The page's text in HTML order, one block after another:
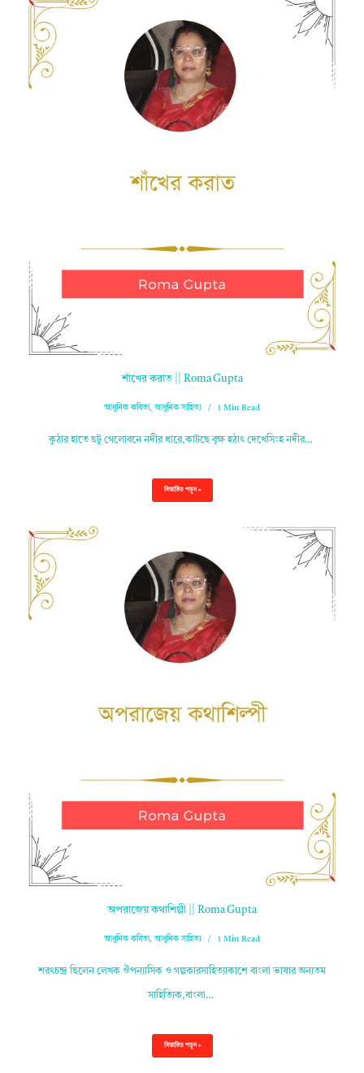
শাঁখের করাত || Roma Gupta
আধুনিক কবিতা,আধুনিক সাহিত্য 1 Min Read
কুঠার হাতে ছটু গেলোবনে নদীর ধারে,কাটছে বৃক্ষ হঠাৎ দেখেসিংহ নদীর…
বিস্তারিত পড়ুন »
অপরাজেয় কথাশিল্পী || Roma Gupta
আধুনিক কবিতা,আধুনিক সাহিত্য 1 Min Read
শরৎচন্দ্র ছিলেন লেখক ঔপন্যাসিক ও গল্পকারসাহিত্যাকাশে বাংলা ভাষার অন্যতম
সাহিত্যিক,বাংলা…
বিস্তারিত পড়ুন »